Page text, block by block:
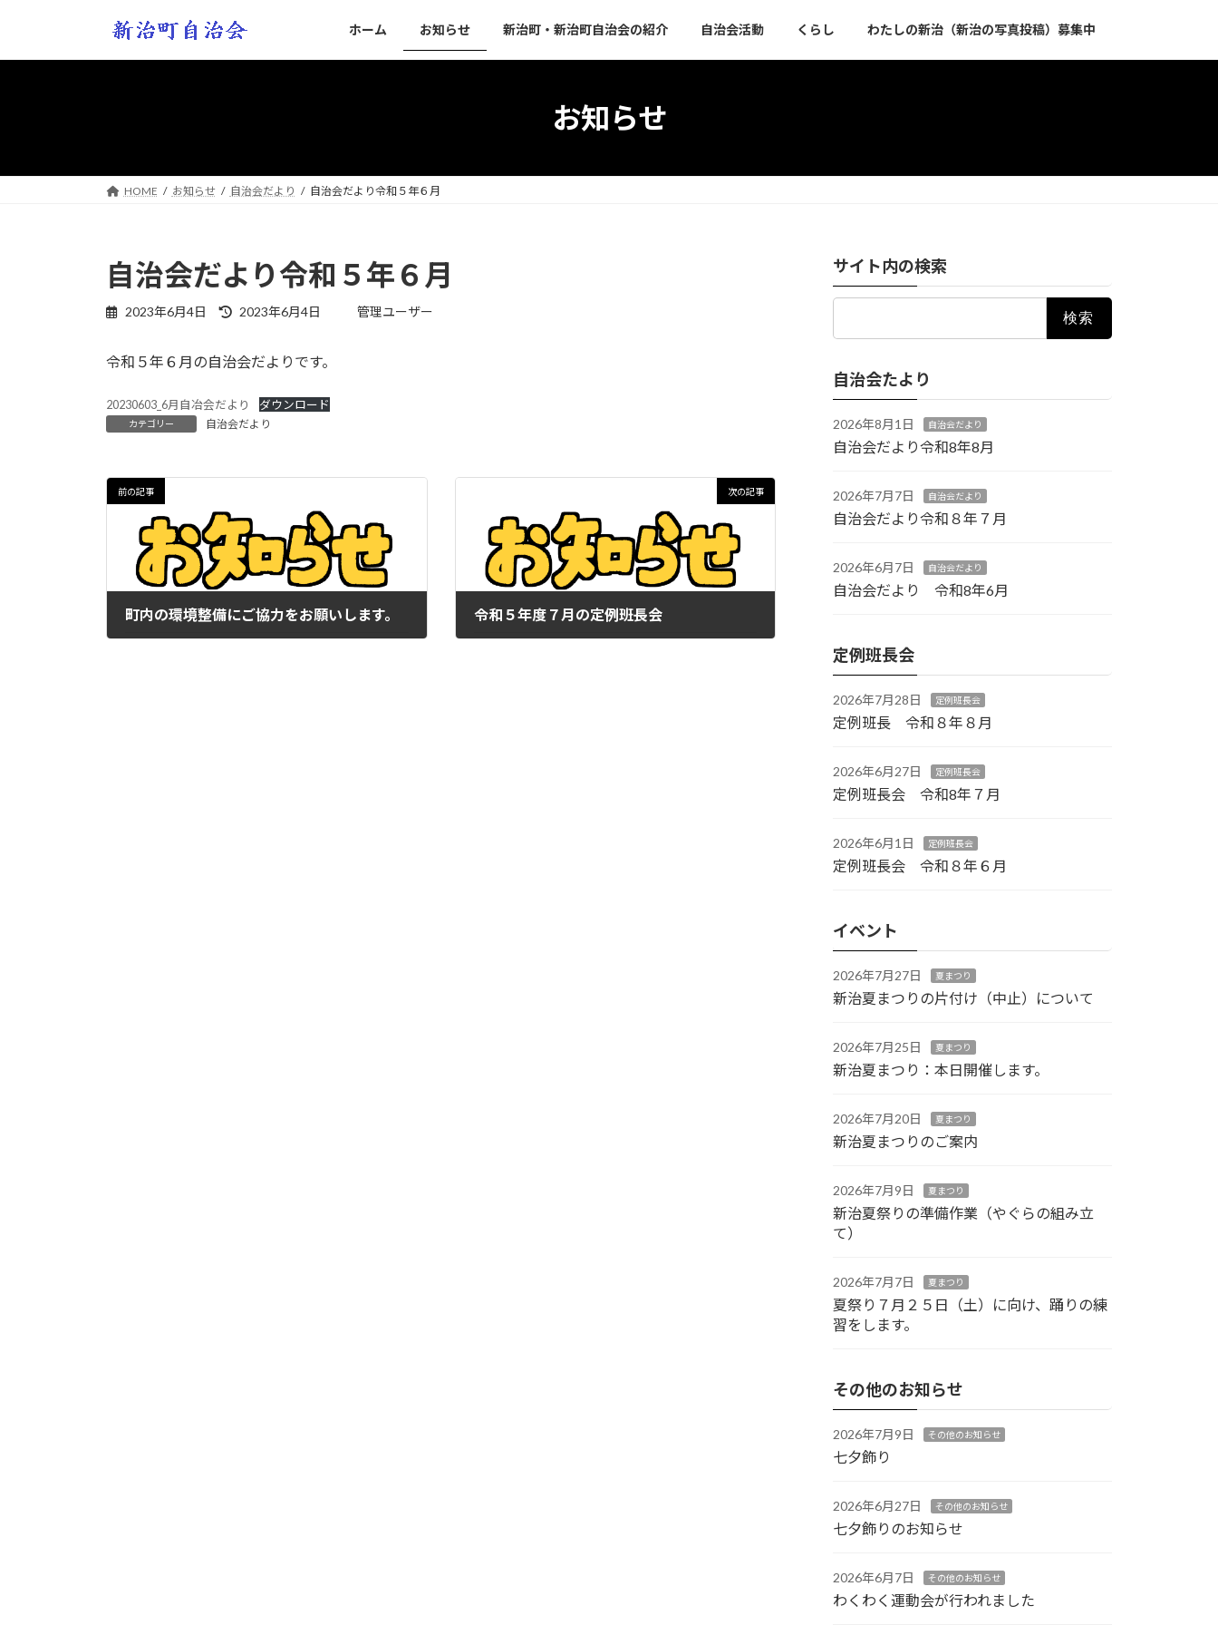
ホーム お知らせ 新治町・新治町自治会の紹介 自治会活動 くらし わたしの新治（新治の写真投稿）募集中
お知らせ
HOME お知らせ 自治会だより 自治会だより令和５年６月
自治会だより令和５年６月
2023年6月4日
最
新
時
:
2023年6月4日 管理ユーザー
令和５年６月の自治会だよりです。
20230603_6月自冶会だより ダウンロード
カテゴリー 自治会だより
前の記事
町内の環境整備にご協力をお願いします。
次の記事
令和５年度７月の定例班長会
サイト内の検索
自治会たより
2026年8月1日 自治会だより
自治会だより令和8年8月
2026年7月7日 自治会だより
自治会だより令和８年７月
2026年6月7日 自治会だより
自治会だより 令和8年6月
定例班長会
2026年7月28日 定例班長会
定例班長 令和８年８月
2026年6月27日 定例班長会
定例班長会 令和8年７月
2026年6月1日 定例班長会
定例班長会 令和８年６月
イベント
2026年7月27日 夏まつり
新治夏まつりの片付け（中止）について
2026年7月25日 夏まつり
新治夏まつり：本日開催します。
2026年7月20日 夏まつり
新治夏まつりのご案内
2026年7月9日 夏まつり
新治夏祭りの準備作業（やぐらの組み立
て）
2026年7月7日 夏まつり
夏祭り７月２５日（土）に向け、踊りの練
習をします。
その他のお知らせ
2026年7月9日 その他のお知らせ
七夕飾り
2026年6月27日 その他のお知らせ
七夕飾りのお知らせ
2026年6月7日 その他のお知らせ
わくわく運動会が行われました